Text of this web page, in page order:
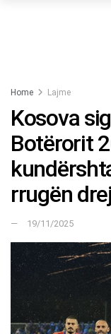
Home Lajme
Kosova
Botërorit
rrugën
19/11/2025